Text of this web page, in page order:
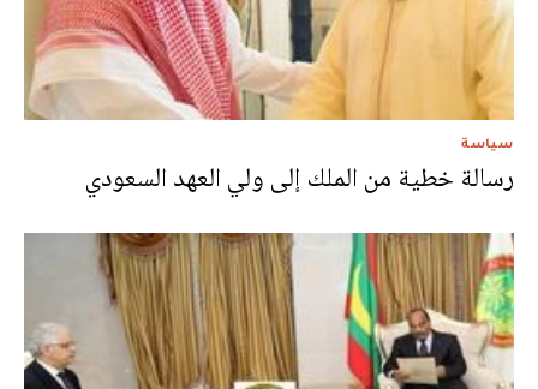
سياسة
رسالة خطية من الملك إلى ولي العهد السعودي